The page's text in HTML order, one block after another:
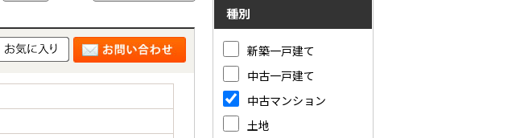
種別
新築一戸建て
中古一戸建て
中古マンション
土地